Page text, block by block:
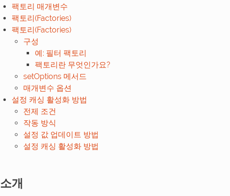
팩토리 매개변수
팩토리(Factories)
팩토리(Factories)
구성
예: 필터 팩토리
팩토리란 무엇인가요?
setOptions 메서드
매개변수 옵션
설정 캐싱 활성화 방법
전제 조건
작동 방식
설정 값 업데이트 방법
설정 캐싱 활성화 방법
소개